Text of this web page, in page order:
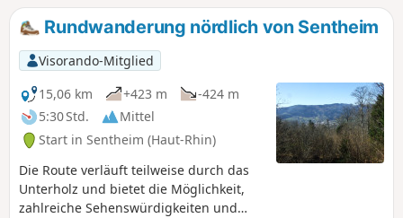
Rundwanderung nördlich von Sentheim
Visorando-Mitglied
15,06 km
+423 m
-424 m
5:30 Std.
Mittel
Start in Sentheim (Haut-Rhin)
Die Route verläuft teilweise durch das
Unterholz und bietet die Möglichkeit,
zahlreiche Sehenswürdigkeiten und